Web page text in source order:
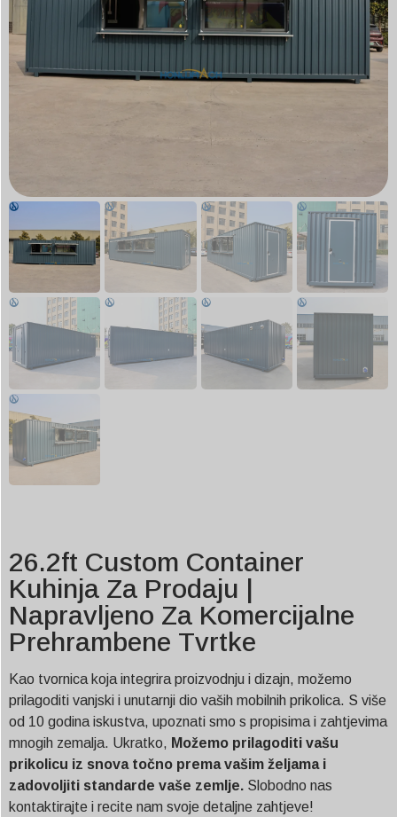
26.2ft Custom Container
Kuhinja Za Prodaju |
Napravljeno Za Komercijalne
Prehrambene Tvrtke
Kao tvornica koja integrira proizvodnju i dizajn, možemo
prilagoditi vanjski i unutarnji dio vaših mobilnih prikolica. S više
od 10 godina iskustva, upoznati smo s propisima i zahtjevima
mnogih zemalja. Ukratko, Možemo prilagoditi vašu
prikolicu iz snova točno prema vašim željama i
zadovoljiti standarde vaše zemlje. Slobodno nas
kontaktirajte i recite nam svoje detaljne zahtjeve!